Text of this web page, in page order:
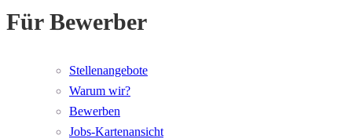
Für Bewerber
Stellenangebote
Warum wir?
Bewerben
Jobs-Kartenansicht